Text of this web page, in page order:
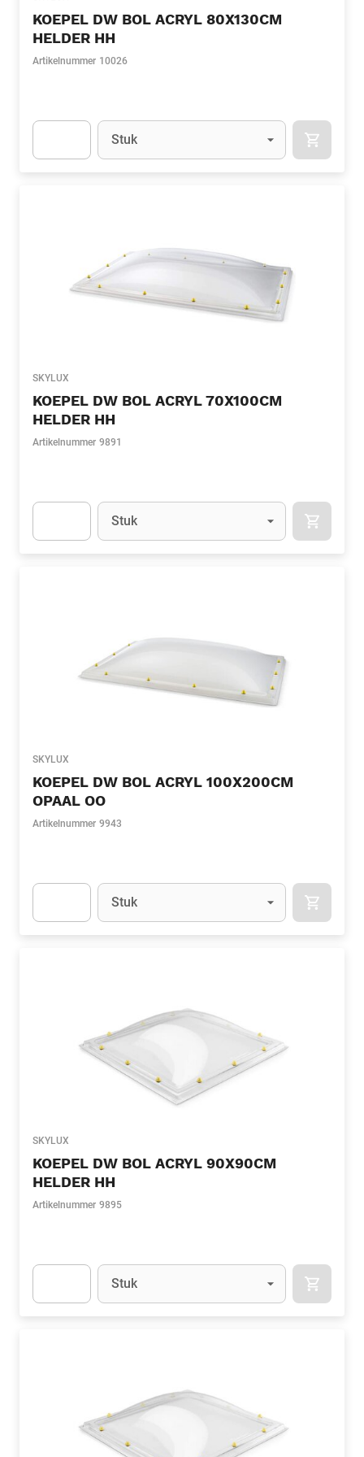
KOEPEL DW BOL ACRYL 80X130CM
HELDER HH
Artikelnummer 10026
Eenheid
Stuk
SKYLUX
KOEPEL DW BOL ACRYL 70X100CM
HELDER HH
Artikelnummer 9891
Eenheid
Stuk
SKYLUX
KOEPEL DW BOL ACRYL 100X200CM
OPAAL OO
Artikelnummer 9943
Eenheid
Stuk
SKYLUX
KOEPEL DW BOL ACRYL 90X90CM
HELDER HH
Artikelnummer 9895
Eenheid
Stuk